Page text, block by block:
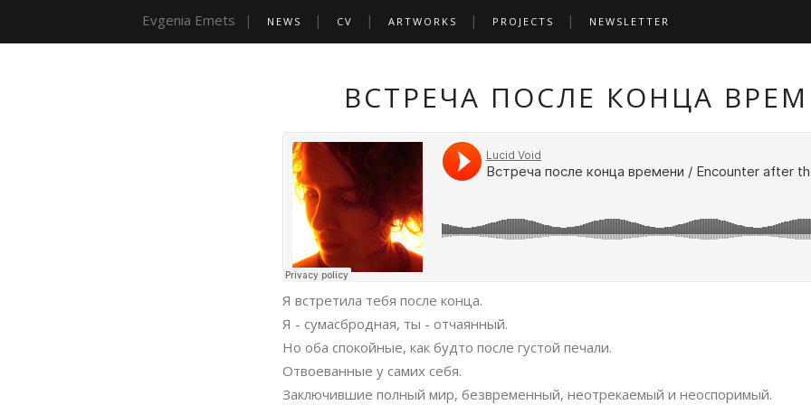
Evgenia Emets NEWS CV ARTWORKS PROJECTS NEWSLETTER
ВСТРЕЧА ПОСЛЕ КОНЦА
Я встретила тебя после конца.
Я - сумасбродная, ты - отчаянный.
Но оба спокойные, как будто после густой печали.
Отвоеванные у самих себя.
Заключившие полный мир, безвременный, неотрекаемый и неоспоримый.